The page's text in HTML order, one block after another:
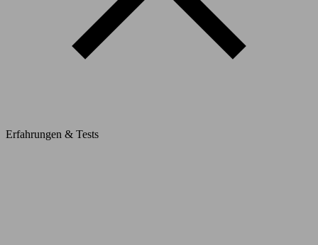
Erfahrungen & Tests